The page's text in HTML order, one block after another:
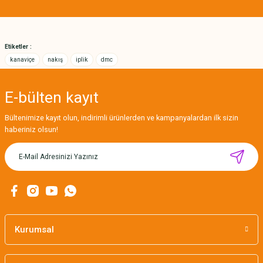
MIKNATISLI İĞNE TUTUCU-BAHAR
Etiketler :
kanaviçe
nakış iplik dmc
E-bülten kayıt
Bültenimize kayıt olun, indirimli ürünlerden ve kampanyalardan ilk sizin
haberiniz olsun!
Kurumsal